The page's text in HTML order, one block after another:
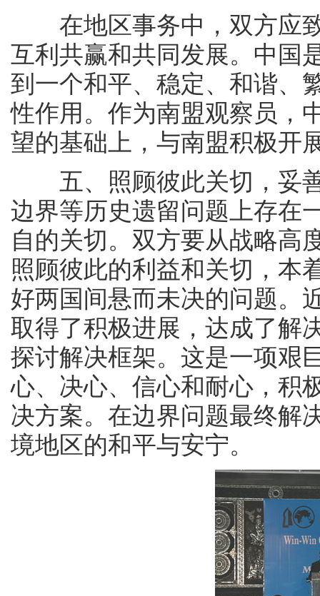
在地区事务中，双方应致
互利共赢和共同发展。中国
到一个和平、稳定、和谐、
性作用。作为南盟观察员，
望的基础上，与南盟积极开
五、照顾彼此关切，妥善
边界等历史遗留问题上存在
自的关切。双方要从战略高
照顾彼此的利益和关切，本
好两国间悬而未决的问题。
取得了积极进展，达成了解
探讨解决框架。这是一项艰
心、决心、信心和耐心，积
决方案。在边界问题最终解
境地区的和平与安宁。